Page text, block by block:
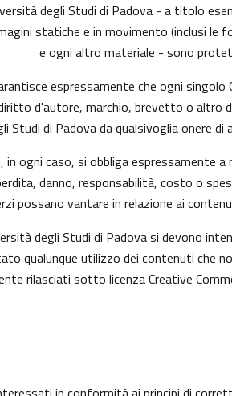
degli Studi di Padova - a titolo
statiche e in movimento (inclusi le
e ogni altro materiale - sono
espressamente che ogni
d'autore, marchio, brevetto o
Studi di Padova da qualsivoglia onere
ogni caso, si obbliga espressamente
danno, responsabilità, costo o
possano vantare in relazione ai
degli Studi di Padova si devono
qualunque utilizzo dei contenuti che
rilasciati sotto licenza Creative